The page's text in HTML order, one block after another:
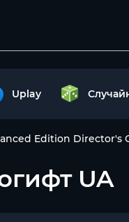
Uplay
Edition Director's
UA